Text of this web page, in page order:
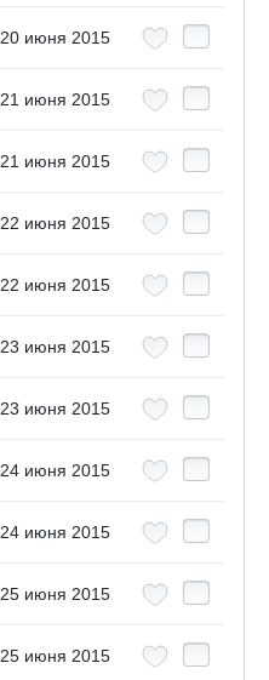
20 июня 2015
21 июня 2015
21 июня 2015
22 июня 2015
22 июня 2015
23 июня 2015
23 июня 2015
24 июня 2015
24 июня 2015
25 июня 2015
25 июня 2015